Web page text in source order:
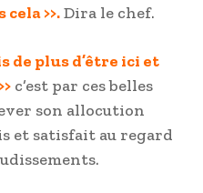
>>.Dira le chef.
de plus d’être ici et
c’est par ces belles
son allocution
et satisfait au regard